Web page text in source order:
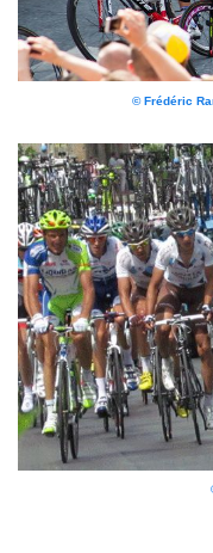
© Frédéric